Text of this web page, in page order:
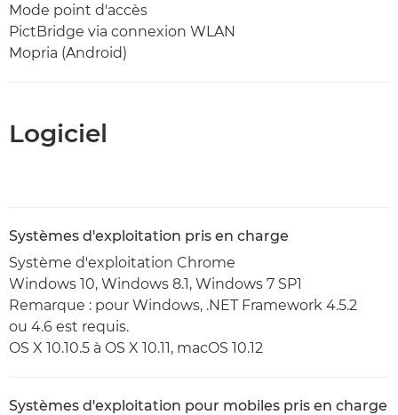
Mode point d'accès
PictBridge via connexion WLAN
Mopria (Android)
Logiciel
Systèmes d'exploitation pris en charge
Système d'exploitation Chrome
Windows 10, Windows 8.1, Windows 7 SP1
Remarque : pour Windows, .NET Framework 4.5.2
ou 4.6 est requis.
OS X 10.10.5 à OS X 10.11, macOS 10.12
Systèmes d'exploitation pour mobiles pris en charge